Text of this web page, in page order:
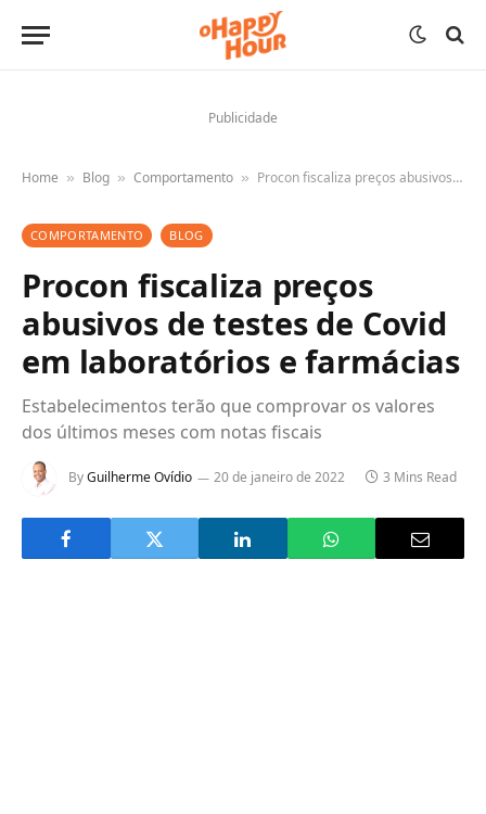
Publicidade
Home » Blog » Comportamento » Procon fiscaliza preços abusivos de testes de Covid em laboratórios e farmácias
COMPORTAMENTO BLOG
Procon fiscaliza preços
abusivos de testes de Covid
em laboratórios e farmácias
Estabelecimentos terão que comprovar os valores
dos últimos meses com notas fiscais
ByGuilherme Ovídio 20 de janeiro de 2022 3 Mins Read